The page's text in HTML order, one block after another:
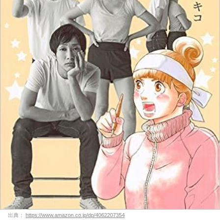
出典： https://www.amazon.co.jp/dp/4062207354